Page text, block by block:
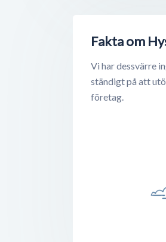
Fakta om
Vi har dessvärre
ständigt på att
företag.